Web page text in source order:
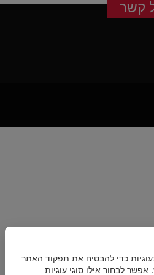
קשר
כדי להבטיח את תפקוד האתר
לבחור אילו סוגי עוגיות